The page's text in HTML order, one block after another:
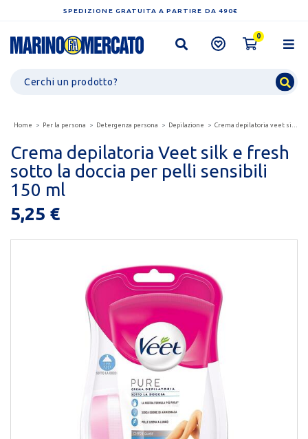
SPEDIZIONE GRATUITA A PARTIRE DA 490€
0
Home Per la persona Detergenza persona Depilazione Crema depilatoria veet silk e fresh sotto la doccia...
Crema depilatoria Veet silk e fresh
sotto la doccia per pelli sensibili
150 ml
5,25 €